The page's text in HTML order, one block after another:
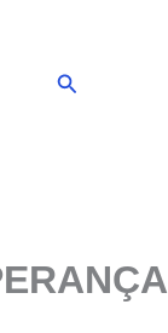
Pesquisar